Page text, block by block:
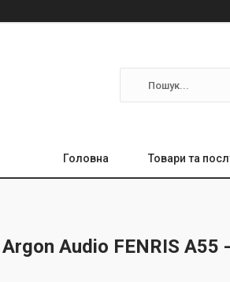
Головна Товари та
Audio FENRIS